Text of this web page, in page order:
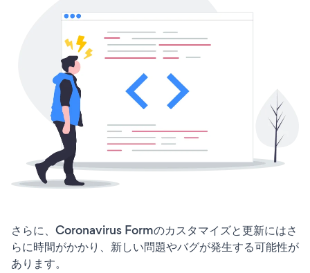
さらに、Coronavirus Formのカスタマイズと更新にはさ
らに時間がかかり、新しい問題やバグが発生する可能性が
あります。